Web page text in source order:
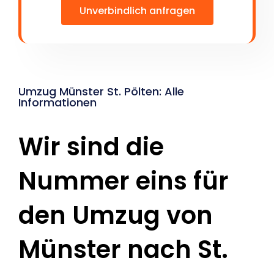
Unverbindlich anfragen
Umzug Münster St. Pölten: Alle
Informationen
Wir sind die
Nummer eins für
den Umzug von
Münster nach St.